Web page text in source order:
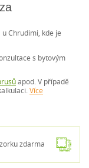
u Chrudimi, kde je
s bytovým
apod. V případě
Více
zdarma